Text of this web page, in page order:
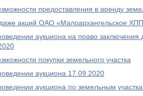
предоставления в аренду
акций ОАО «Малоархангельское
аукциона на право заключения
покупки земельного участка
аукциона 17.09.2020
аукциона по земельным